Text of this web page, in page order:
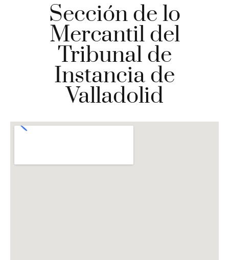
Sección de lo
Mercantil del
Tribunal de
Instancia de
Valladolid